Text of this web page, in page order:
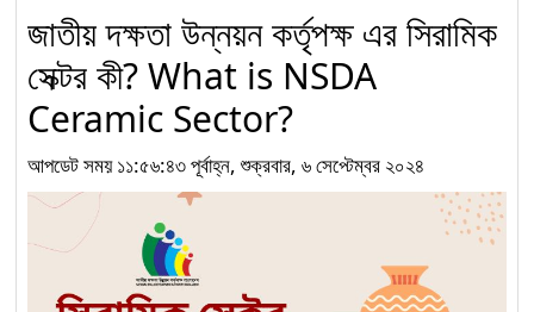
and Maintenance for
Construction’ অকুপেশনের
Competency Standards (CS) Level-1
নির্মাণ খাতে দক্ষ মানবসম্পদ গঠনে
‘Electrical Installation
and Maintenance for
Construction’ লেভেল-৩
কম্পিটেন্সি স্ট্যান্ডার্ডস
৮
জাতীয় দক্ষতা উন্নয়ন কর্তৃপক্ষ এর সিরামিক
সেক্টর কী? What is NSDA
Ceramic Sector?
আপডেট সময় ১১:৫৬:৪৩ পূর্বাহ্ন, শুক্রবার, ৬ সেপ্টেম্বর ২০২৪